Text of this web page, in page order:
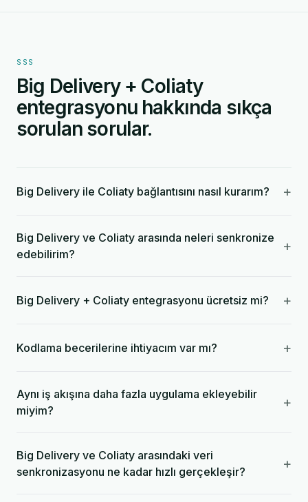
SSS
Big Delivery + Coliaty
entegrasyonu hakkında sıkça
sorulan sorular.
Big Delivery ile Coliaty bağlantısını nasıl kurarım? +
Big Delivery ve Coliaty arasında neleri senkronize
edebilirim?
+
Big Delivery + Coliaty entegrasyonu ücretsiz mi? +
Kodlama becerilerine ihtiyacım var mı? +
Aynı iş akışına daha fazla uygulama ekleyebilir
miyim?
+
Big Delivery ve Coliaty arasındaki veri
senkronizasyonu ne kadar hızlı gerçekleşir?
+